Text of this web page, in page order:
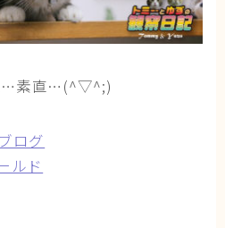
…素直…(^▽^;)